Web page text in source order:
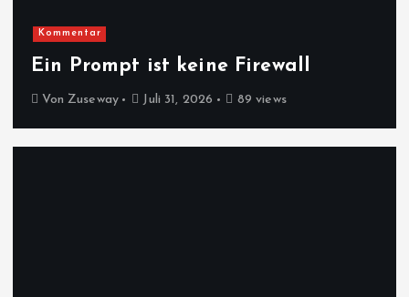
Kommentar
Ein Prompt ist keine Firewall
Von Zuseway Juli 31, 2026 89 views